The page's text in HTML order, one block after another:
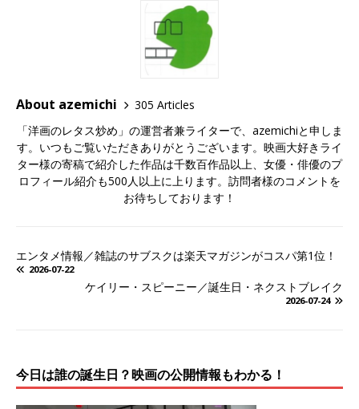
About azemichi
305 Articles
「洋画のレタス炒め」の運営者兼ライターで、azemichiと申しま
す。いつもご覧いただきありがとうございます。映画大好きライ
ター様の寄稿で紹介した作品は千数百作品以上、女優・俳優のプ
ロフィール紹介も500人以上に上ります。訪問者様のコメントを
お待ちしております！
エンタメ情報／雑誌のサブスクは楽天マガジンがコスパ第1位！
2026-07-22
ケイリー・スピーニー／誕生日・ネクストブレイク
2026-07-24
今日は誰の誕生日？映画の公開情報もわかる！